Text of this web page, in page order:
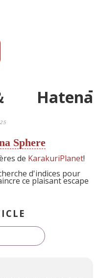
-
Hatena
Sphere
de KarakuriPlanet!
d'indices pour
ce plaisant escape